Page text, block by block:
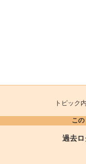
トピッ
こ
過去